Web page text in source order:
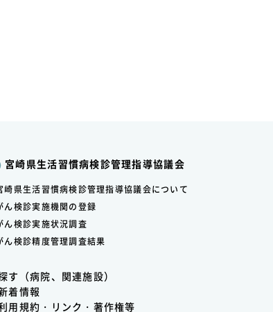
宮崎県生活習慣病検診管理指導協議会
崎県生活習慣病検診管理指導協議会について
ん検診実施機関の登録
ん検診実施状況調査
ん検診精度管理調査結果
す（病院、関連施設）
着情報
用規約・リンク・著作権等